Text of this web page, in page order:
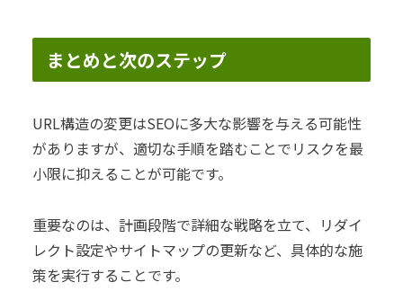
まとめと次のステップ
URL構造の変更はSEOに多大な影響を与える可能性
がありますが、適切な手順を踏むことでリスクを最
小限に抑えることが可能です。
重要なのは、計画段階で詳細な戦略を立て、リダイ
レクト設定やサイトマップの更新など、具体的な施
策を実行することです。